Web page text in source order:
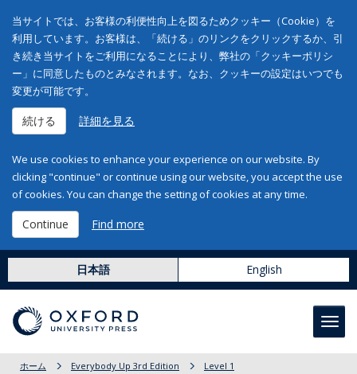
当サイトでは、お客様の利便性向上を図るためクッキー（Cookie）を
利用しています。お客様は、「続ける」のリンクをクリックするか、引
き続き当サイトをご利用になることにより、弊社の「クッキーポリシ
ー」に同意したものとみなされます。なお、クッキーの設定はいつでも
変更が可能です。
続ける 詳細を見る
We use cookies to enhance your experience on our website. By
clicking "continue" or continue using our website, you accept the use
of cookies. You can change the setting of cookies at any time.
Continue Find more
日本語 English
ホーム Everybody Up 3rd Edition
Level 1